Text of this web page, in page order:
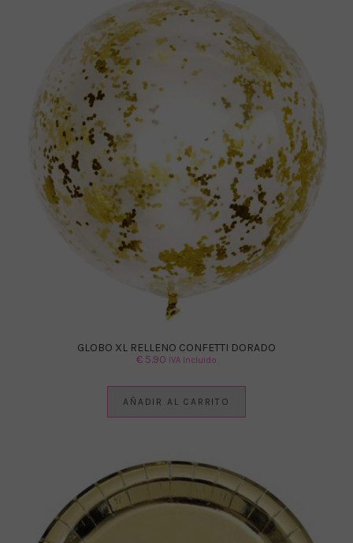
GLOBO XL RELLENO CONFETTI DORADO
€ 5.90 IVA Incluido
AÑADIR AL CARRITO